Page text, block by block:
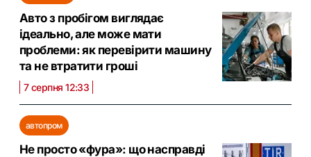
Авто з пробігом виглядає
ідеально, але може мати
проблеми: як перевірити машину
та не втратити гроші
7 серпня 12:33
автопром
Не просто «фура»: що насправді